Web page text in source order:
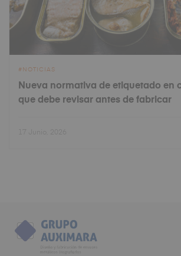
NOTICIAS
Nueva normativa de etiquetado en
que debe revisar antes de fabricar